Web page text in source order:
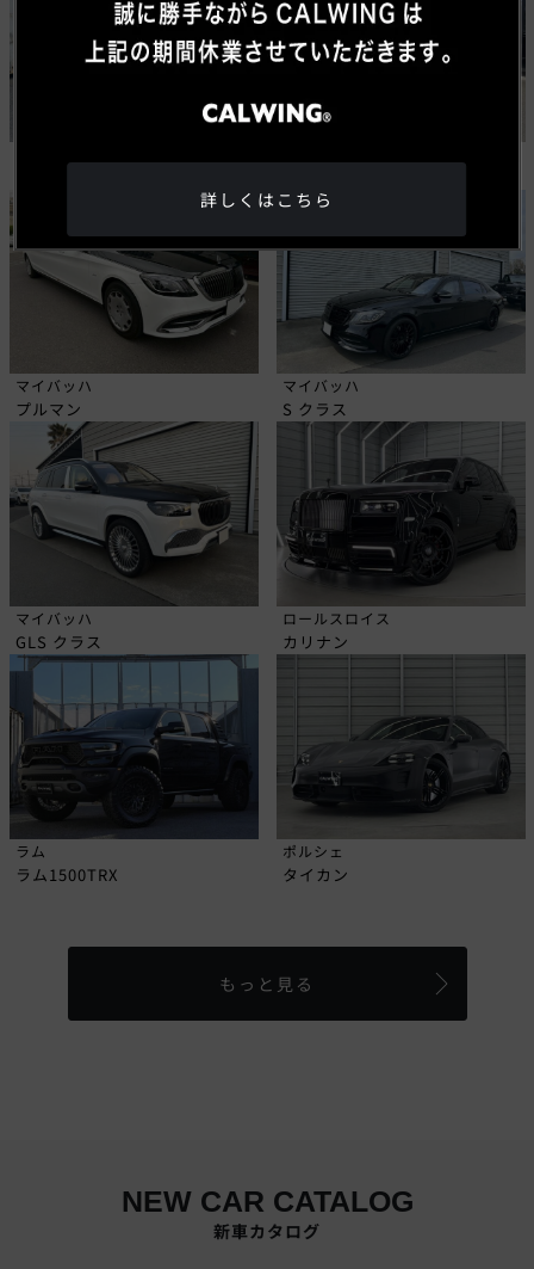
マイバッハ
プルマン
マイバッハ
S クラス
マイバッハ
GLS クラス
ロールスロイス
カリナン
ラム
ラム1500TRX
ポルシェ
タイカン
もっと見る
NEW CAR CATALOG
新車カタログ
詳しくはこちら